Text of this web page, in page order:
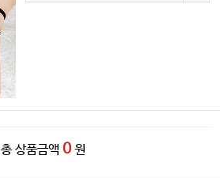
총 상품금액 0 원